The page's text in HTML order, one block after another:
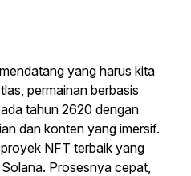
yang harus kita
, permainan berbasis
tahun 2620 dengan
dan konten yang imersif.
NFT terbaik yang
Prosesnya cepat,